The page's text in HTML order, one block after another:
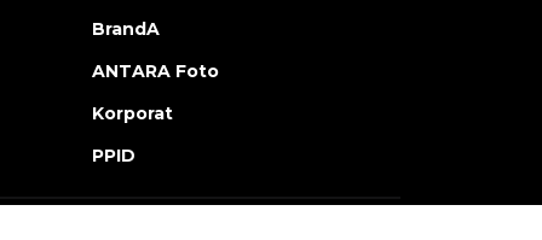
BrandA
ANTARA Foto
Korporat
PPID